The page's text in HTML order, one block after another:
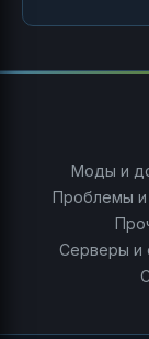
Моды и
Проблемы
Серверы и